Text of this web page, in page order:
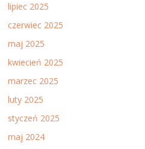
lipiec 2025
czerwiec 2025
maj 2025
kwiecień 2025
marzec 2025
luty 2025
styczeń 2025
maj 2024